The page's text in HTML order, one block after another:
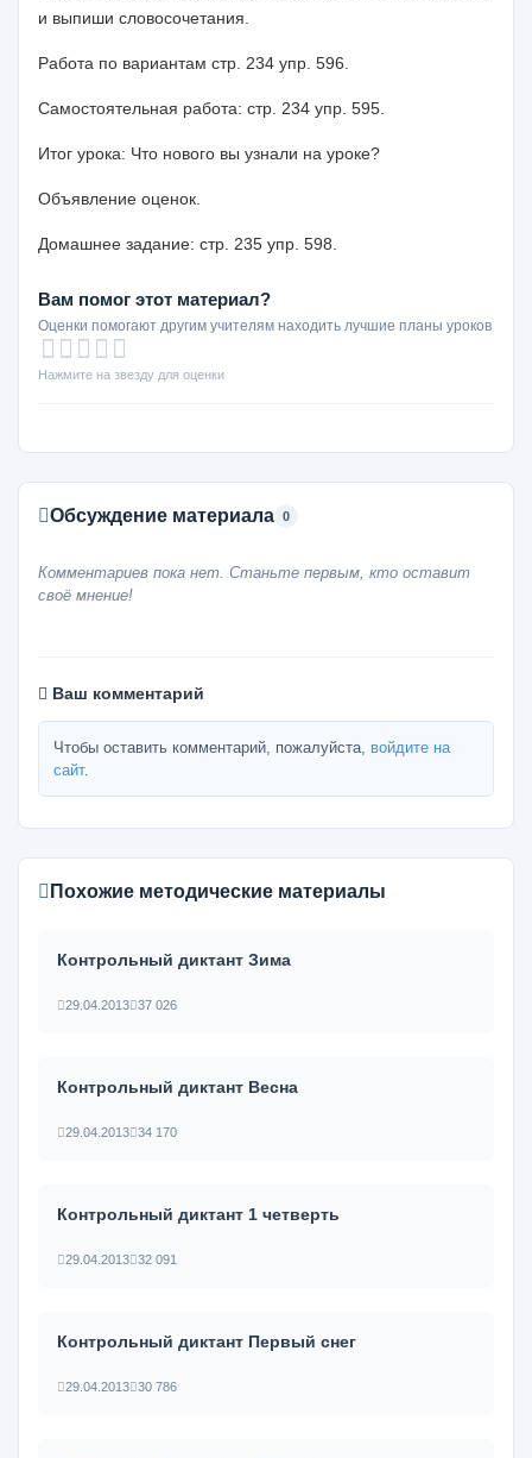
и выпиши словосочетания.
Работа по вариантам стр. 234 упр. 596.
Самостоятельная работа: стр. 234 упр. 595.
Итог урока: Что нового вы узнали на уроке?
Объявление оценок.
Домашнее задание: стр. 235 упр. 598.
Вам помог этот материал?
Оценки помогают другим учителям находить лучшие планы уроков
Нажмите на звезду для оценки
Обсуждение материала 0
Комментариев пока нет. Станьте первым, кто оставит
своё мнение!
Ваш комментарий
Чтобы оставить комментарий, пожалуйста, войдите на
сайт.
Похожие методические материалы
Контрольный диктант Зима
29.04.2013 37 026
Контрольный диктант Весна
29.04.2013 34 170
Контрольный диктант 1 четверть
29.04.2013 32 091
Контрольный диктант Первый снег
29.04.2013 30 786